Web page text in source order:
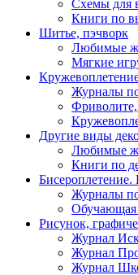
Схемы для
Книги по
Шитье, пэчворк
Любимые
Мягкие
Журналы
Другие виды
Любимые
Книги по
Журналы
Обучающая
Рисунок,
Журнал
Журнал
Журнал